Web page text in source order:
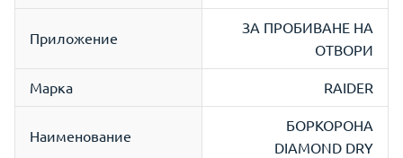
Приложение
ЗА ПРОБИВАНЕ НА
ОТВОРИ
Марка RAIDER
Наименование
БОРКОРОНА
DIAMOND DRY